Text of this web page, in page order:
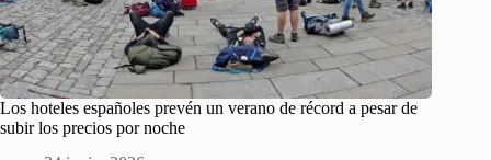
Los hoteles españoles prevén un verano de récord a pesar de
subir los precios por noche